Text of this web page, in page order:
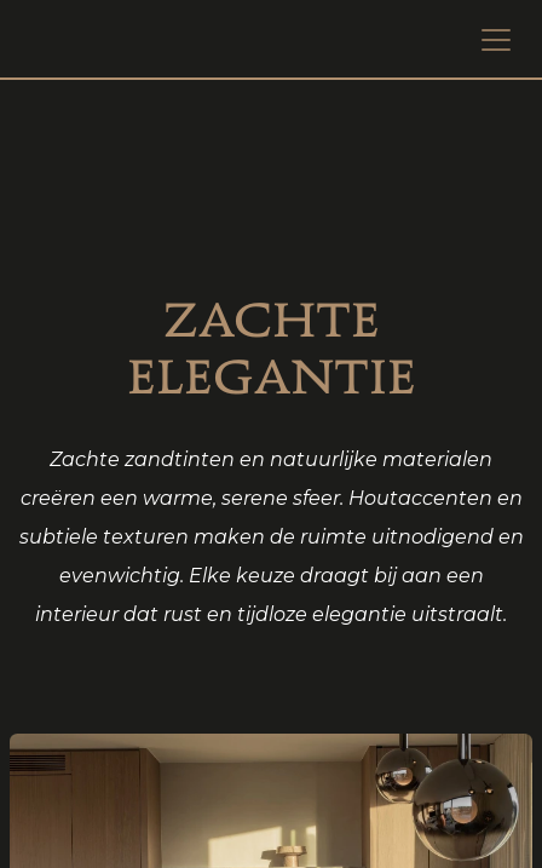
ZACHTE
ELEGANTIE
Zachte zandtinten en natuurlijke materialen
creëren een warme, serene sfeer. Houtaccenten en
subtiele texturen maken de ruimte uitnodigend en
evenwichtig. Elke keuze draagt bij aan een
interieur dat rust en tijdloze elegantie uitstraalt.